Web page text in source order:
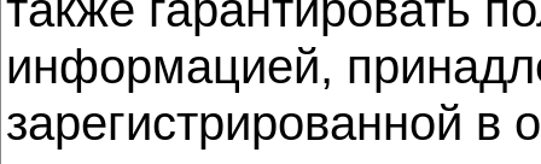
информацией,
зарегистрированной в